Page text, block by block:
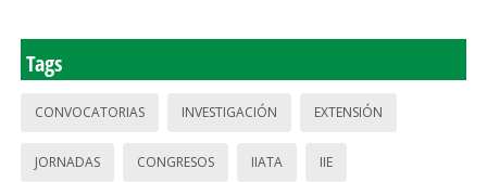
Tags
CONVOCATORIAS INVESTIGACIÓN EXTENSIÓN
JORNADAS CONGRESOS IIATA IIE